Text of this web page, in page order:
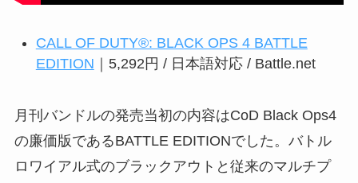
CALL OF DUTY®: BLACK OPS 4 BATTLE
EDITION ｜5,292円 / 日本語対応 / Battle.net
月刊バンドルの発売当初の内容はCoD Black Ops4
の廉価版であるBATTLE EDITIONでした。バトル
ロワイアル式のブラックアウトと従来のマルチプ